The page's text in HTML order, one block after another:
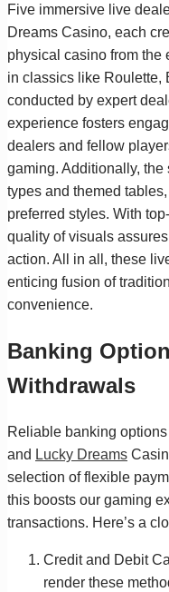
Five immersive live
Dreams Casino, each
physical casino from the
in classics like Roulette,
conducted by expert
experience fosters
dealers and fellow
gaming. Additionally,
types and themed
preferred styles. With
quality of visuals
action. All in all, these
enticing fusion of
convenience.
Banking
Withdrawals
Reliable banking
and Lucky Dreams
selection of flexible
this boosts our gaming
transactions. Here’s a
Credit and Debit
render these